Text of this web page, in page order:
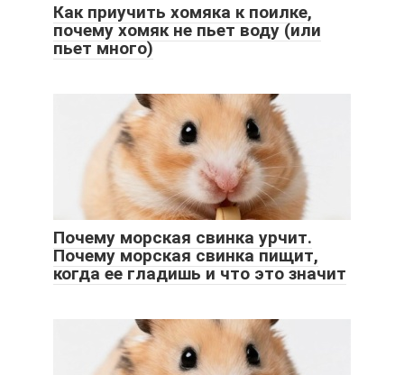
Как приучить хомяка к поилке,
почему хомяк не пьет воду (или
пьет много)
Почему морская свинка урчит.
Почему морская свинка пищит,
когда ее гладишь и что это значит